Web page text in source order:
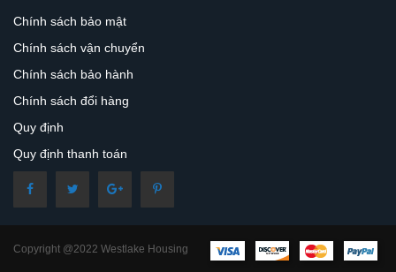
Chính sách bảo mật
Chính sách vận chuyển
Chính sách bảo hành
Chính sách đổi hàng
Quy định
Quy định thanh toán
Copyright @2022 Westlake Housing